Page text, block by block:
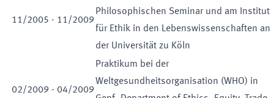
11/2005 - 11/2009
Philosophischen Seminar und am Institut
für Ethik in den Lebenswissenschaften an
der Universität zu Köln
02/2009 - 04/2009
Praktikum bei der
Weltgesundheitsorganisation (WHO) in